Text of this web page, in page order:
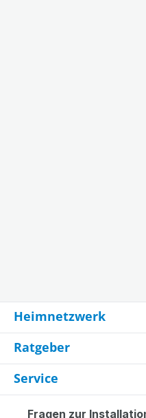
Heimnetzwerk
Ratgeber
Service
Fragen zur